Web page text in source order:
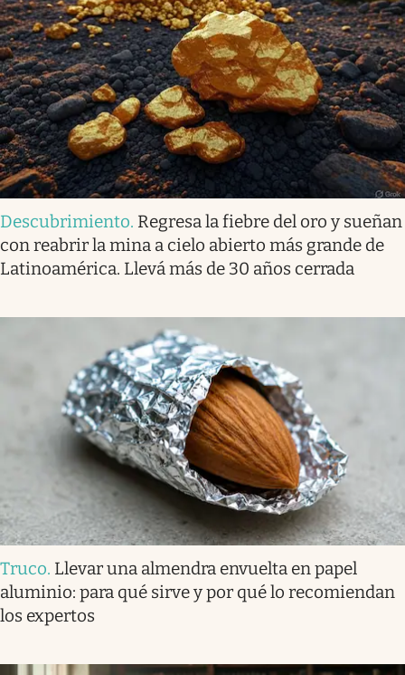
Descubrimiento. Regresa la fiebre del oro y sueñan
con reabrir la mina a cielo abierto más grande de
Latinoamérica. Llevá más de 30 años cerrada
Truco. Llevar una almendra envuelta en papel
aluminio: para qué sirve y por qué lo recomiendan
los expertos